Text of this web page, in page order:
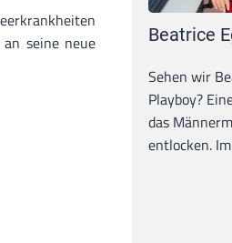
seine neue
Beatrice
Sehen wir
Playboy?
das
entlocken.